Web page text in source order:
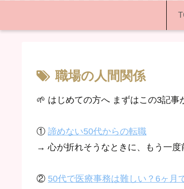
職場の人間関係
🌱 はじめての方へ まずはこの3記事
① 諦めない50代からの転職
→ 心が折れそうなときに、もう一
② 50代で医療事務は難しい？6ヶ月